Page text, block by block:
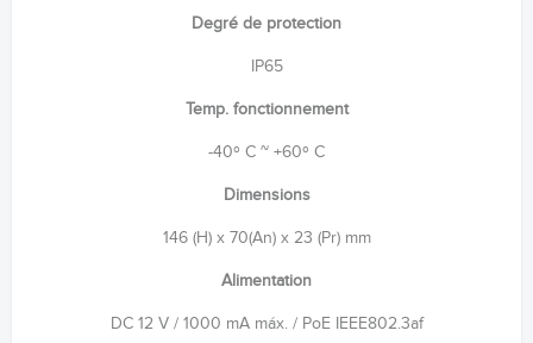
Degré de protection
IP65
Temp. fonctionnement
-40º C ~ +60º C
Dimensions
146 (H) x 70(An) x 23 (Pr) mm
Alimentation
DC 12 V / 1000 mA máx. / PoE IEEE802.3af